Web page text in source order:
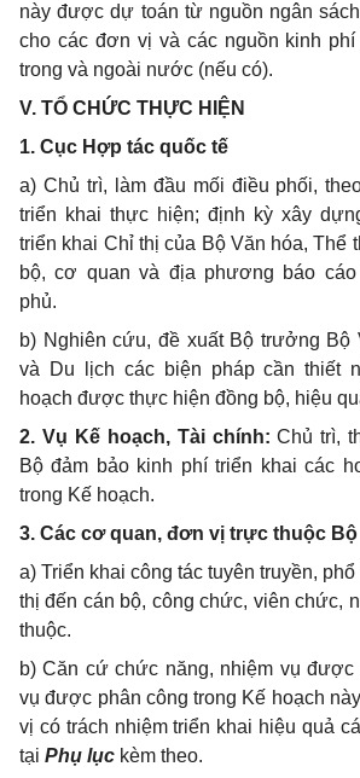
này được dự toán từ nguồn ngân
cho các đơn vị và các nguồn kinh
trong và ngoài nước (nếu có).
V. TỔ CHỨC THỰC HIỆN
1. Cục Hợp tác quốc tế
a) Chủ trì, làm đầu mối điều phối,
triển khai thực hiện; định kỳ xây
triển khai Chỉ thị của Bộ Văn hóa, Thể
bộ, cơ quan và địa phương báo
phủ.
b) Nghiên cứu, đề xuất Bộ trưởng Bộ
và Du lịch các biện pháp cần thiết
hoạch được thực hiện đồng bộ, hiệu
2. Vụ Kế hoạch, Tài chính: Chủ trì,
Bộ đảm bảo kinh phí triển khai các
trong Kế hoạch.
3. Các cơ quan, đơn vị trực thuộc Bộ
a) Triển khai công tác tuyên truyền,
thị đến cán bộ, công chức, viên chức,
thuộc.
b) Căn cứ chức năng, nhiệm vụ được
vụ được phân công trong Kế hoạch
vị có trách nhiệm triển khai hiệu quả
tại Phụ lục kèm theo.